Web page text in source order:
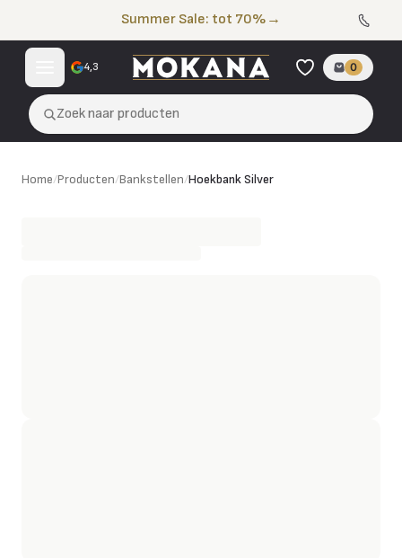
Summer Sale: tot 70% →
4,3 0
Zoek naar producten
Hoekbank Silver
Home/Producten/Bankstellen/Hoekbank Silver